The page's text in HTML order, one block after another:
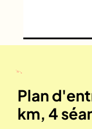
Plan
km, 4